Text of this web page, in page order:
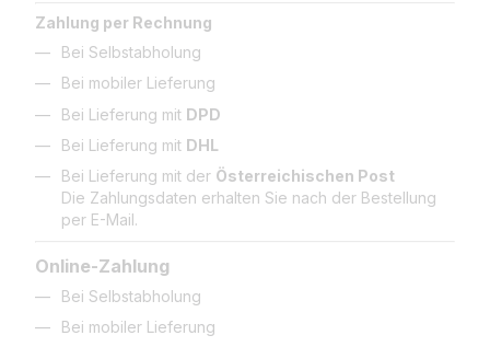
Zahlung per Rechnung
Bei Selbstabholung
Bei mobiler Lieferung
Bei Lieferung mit DPD
Bei Lieferung mit DHL
Bei Lieferung mit der Österreichischen Post
Die Zahlungsdaten erhalten Sie nach der Bestellung
per E-Mail.
Online-Zahlung
Bei Selbstabholung
Bei mobiler Lieferung